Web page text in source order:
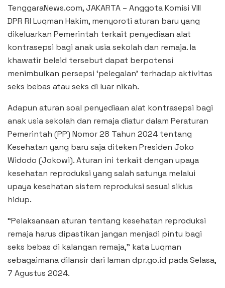
TenggaraNews.com, JAKARTA – Anggota Komisi VIII
DPR RI Luqman Hakim, menyoroti aturan baru yang
dikeluarkan Pemerintah terkait penyediaan alat
kontrasepsi bagi anak usia sekolah dan remaja. Ia
khawatir beleid tersebut dapat berpotensi
menimbulkan persepsi ‘pelegalan’ terhadap aktivitas
seks bebas atau seks di luar nikah.
Adapun aturan soal penyediaan alat kontrasepsi bagi
anak usia sekolah dan remaja diatur dalam Peraturan
Pemerintah (PP) Nomor 28 Tahun 2024 tentang
Kesehatan yang baru saja diteken Presiden Joko
Widodo (Jokowi). Aturan ini terkait dengan upaya
kesehatan reproduksi yang salah satunya melalui
upaya kesehatan sistem reproduksi sesuai siklus
hidup.
“Pelaksanaan aturan tentang kesehatan reproduksi
remaja harus dipastikan jangan menjadi pintu bagi
seks bebas di kalangan remaja,” kata Luqman
sebagaimana dilansir dari laman dpr.go.id pada Selasa,
7 Agustus 2024.